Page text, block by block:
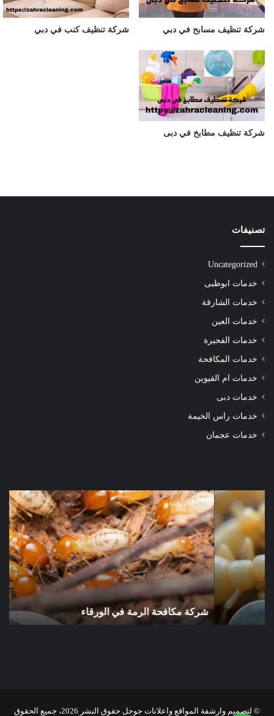
شركة تنظيف مسابح في دبي شركة تنظيف كنب في دبي
شركة تنظيف مطابخ في دبى
تصنيفات
Uncategorized
خدمات ابوظبى
خدمات الشارقة
خدمات العين
خدمات الفجيرة
خدمات المكافحة
خدمات ام القيوين
خدمات دبى
خدمات راس الخيمة
خدمات عجمان
مكافحة
الرمة
في
الورقاء
شركة مكافحة الرمة في الورقاء
في
© لتصميم وارشفة المواقع واعلانات جوجل حقوق النشر 2026، جميع الحقوق